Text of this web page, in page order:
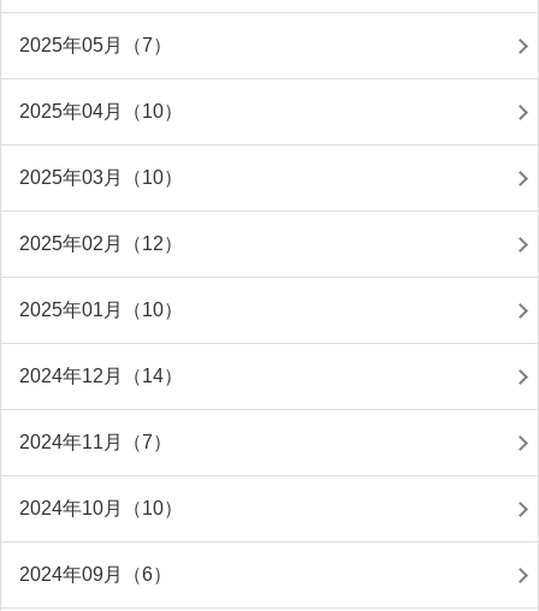
2025年05月（7）
2025年04月（10）
2025年03月（10）
2025年02月（12）
2025年01月（10）
2024年12月（14）
2024年11月（7）
2024年10月（10）
2024年09月（6）